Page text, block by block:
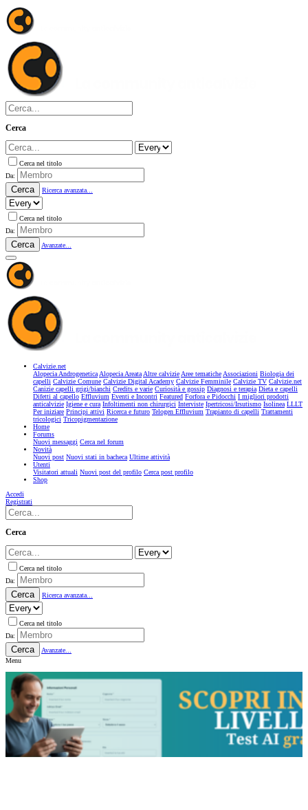
Cerca
Cerca nel titolo
Da:
Cerca Ricerca avanzata...
Cerca nel titolo
Da:
Cerca Avanzate...
Calvizie.net
Alopecia AndrogeneticaAlopecia AreataAltre calvizieAree tematicheAssociazioni Biologia dei
capelli Calvizie Comune Calvizie Digital Academy Calvizie Femminile Calvizie TV Calvizie.net
Canizie capelli grigi/bianchi Credits e varie Curiosità e gossip Diagnosi e terapia Dieta e capelli
Difetti al capello Effluvium Eventi e Incontri Featured Forfora e Pidocchi I migliori prodotti
anticalvizie Igiene e cura Infoltimenti non chirurgici Interviste Ipertricosi/Irsutismo Isolinea LLLT
Per iniziare Principi attivi Ricerca e futuro Telogen Effluvium Trapianto di capelli Trattamenti
tricologici Tricopigmentazione
Home
Forums
Nuovi messaggi Cerca nel forum
Novità
Nuovi post Nuovi stati in bacheca Ultime attività
Utenti
Visitatori attuali Nuovi post del profilo Cerca post profilo
Shop
Accedi
Registrati
Cerca
Cerca nel titolo
Da:
Cerca Ricerca avanzata...
Cerca nel titolo
Da:
Cerca
Avanzate...
Menu